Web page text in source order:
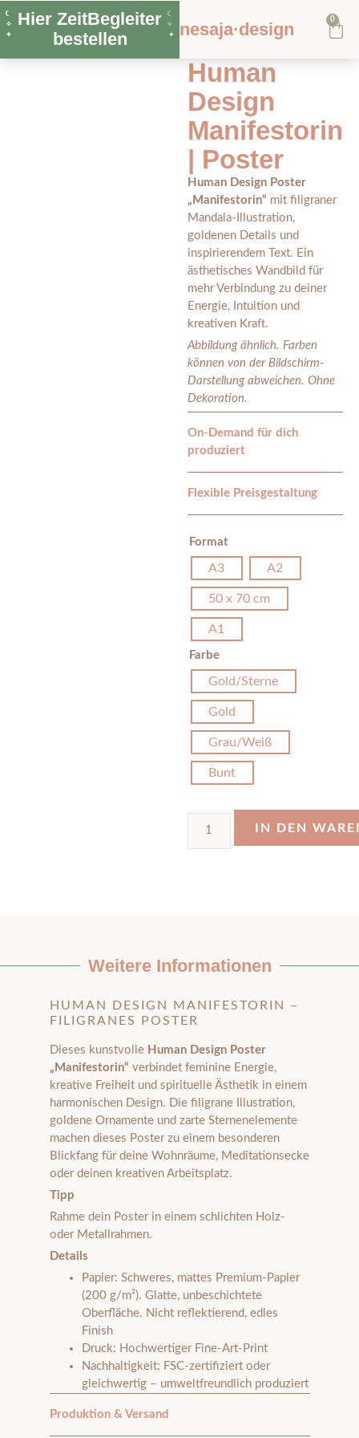
☾
✧
✦
Hier ZeitBegleiter
bestellen
☾
✧
✦
nesaja·design 0
Human
Design
Manifestorin
| Poster
Human Design Poster
„Manifestorin“ mit filigraner
Mandala-Illustration,
goldenen Details und
inspirierendem Text. Ein
ästhetisches Wandbild für
mehr Verbindung zu deiner
Energie, Intuition und
kreativen Kraft.
Abbildung ähnlich. Farben
können von der Bildschirm-
Darstellung abweichen. Ohne
Dekoration.
On-Demand für dich
produziert
Flexible Preisgestaltung
Format
A3 A2
50 x 70 cm
A1
Farbe
Gold/Sterne
Gold
Grau/Weiß
Bunt
IN DEN
Weitere Informationen
Produktion & Versand
HUMAN DESIGN MANIFESTORIN –
FILIGRANES POSTER
Dieses kunstvolle Human Design Poster
„Manifestorin“ verbindet feminine Energie,
kreative Freiheit und spirituelle Ästhetik in einem
harmonischen Design. Die filigrane Illustration,
goldene Ornamente und zarte Sternenelemente
machen dieses Poster zu einem besonderen
Blickfang für deine Wohnräume, Meditationsecke
oder deinen kreativen Arbeitsplatz.
Tipp
Rahme dein Poster in einem schlichten Holz-
oder Metallrahmen.
Details
Papier: Schweres, mattes Premium-Papier
(200 g/m²). Glatte, unbeschichtete
Oberfläche. Nicht reflektierend, edles
Finish
Druck: Hochwertiger Fine-Art-Print
Nachhaltigkeit: FSC-zertifiziert oder
gleichwertig – umweltfreundlich produziert